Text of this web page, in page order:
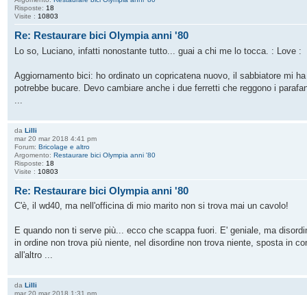
Risposte: 18
Visite : 10803
Re: Restaurare bici Olympia anni '80
Lo so, Luciano, infatti nonostante tutto... guai a chi me lo tocca. : Love :
Aggiornamento bici: ho ordinato un copricatena nuovo, il sabbiatore mi
potrebbe bucare. Devo cambiare anche i due ferretti che reggono i
da Lilli
mar 20 mar 2018 4:41 pm
Forum: Bricolage e altro
Argomento: Restaurare bici Olympia anni '80
Risposte: 18
Visite : 10803
Re: Restaurare bici Olympia anni '80
C'è, il wd40, ma nell'officina di mio marito non si trova mai un cavolo!
E quando non ti serve più... ecco che scappa fuori. E' geniale, ma
in ordine non trova più niente, nel disordine non trova niente, sposta in
all'altro ...
da Lilli
mar 20 mar 2018 1:31 pm